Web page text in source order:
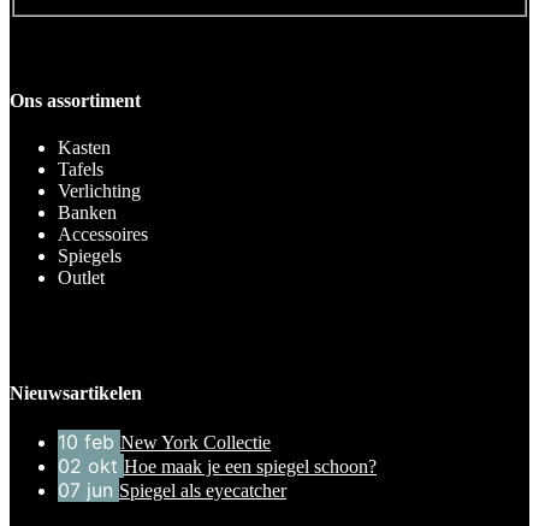
Ons assortiment
Kasten
Tafels
Verlichting
Banken
Accessoires
Spiegels
Outlet
Nieuwsartikelen
10 feb New York Collectie
02 okt Hoe maak je een spiegel schoon?
07 jun Spiegel als eyecatcher